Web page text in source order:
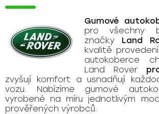
Gumové
pro všechny
značky Land
kvalitě
autokoberce
Land Rover
zvyšují komfort a usnadňují
vozu. Nabízíme gumové
vyrobené na míru jednotlivým
prověřených výrobců.